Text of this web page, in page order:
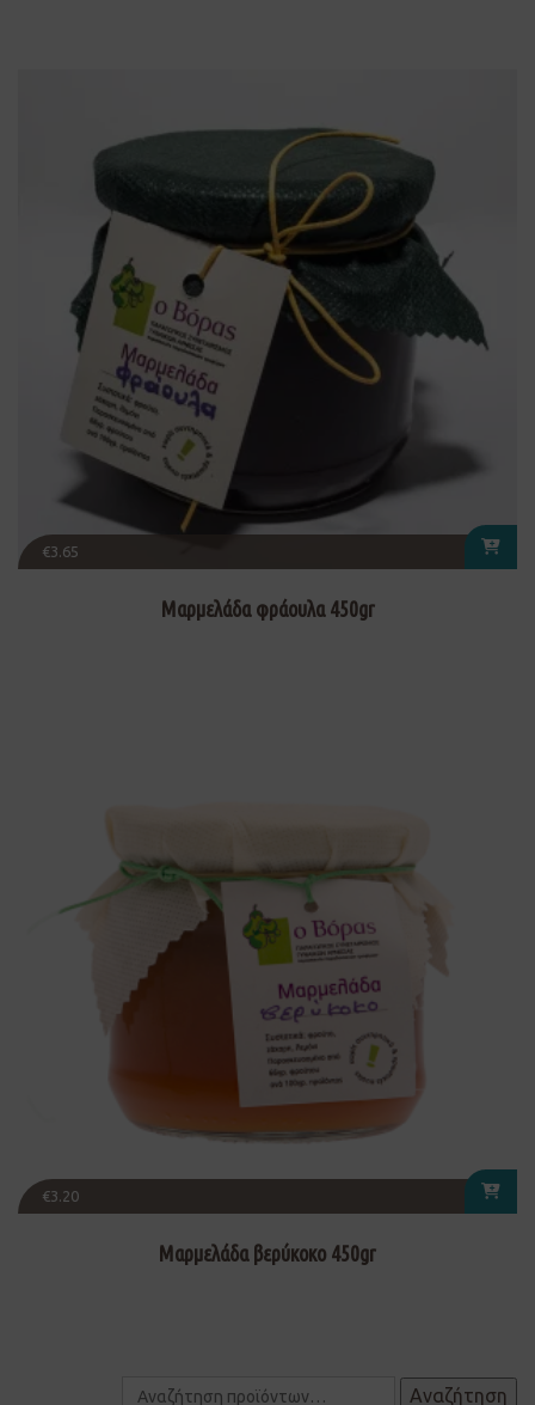
€3.65
Μαρμελάδα φράουλα 450gr
€3.20
Μαρμελάδα βερύκοκο 450gr
Αναζήτηση